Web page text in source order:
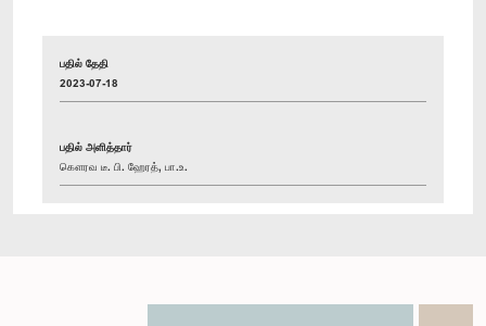
பதில் தேதி
2023-07-18
பதில் அளித்தார்
கௌரவ டீ. பி. ஹேரத், பா.உ.